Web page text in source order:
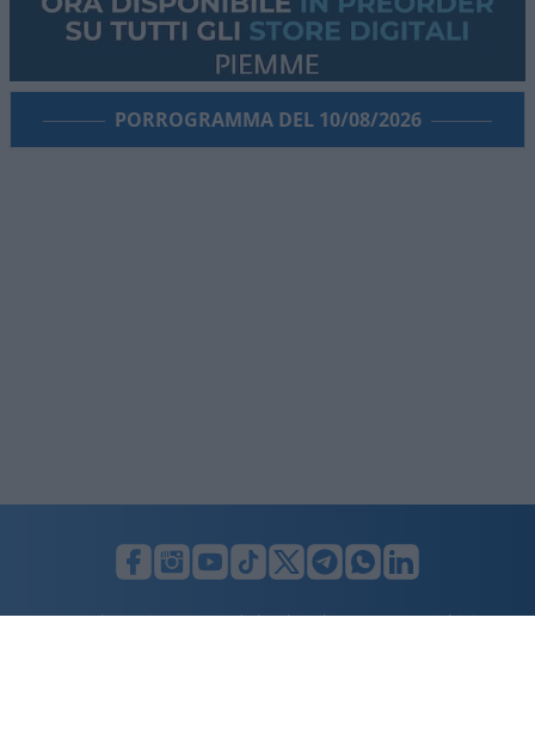
PORROGRAMMA DEL 10/08/2026
LUNIFIN S.r.l. a socio unico. Sede legale Milano, Largo F. Richini, 2/A,